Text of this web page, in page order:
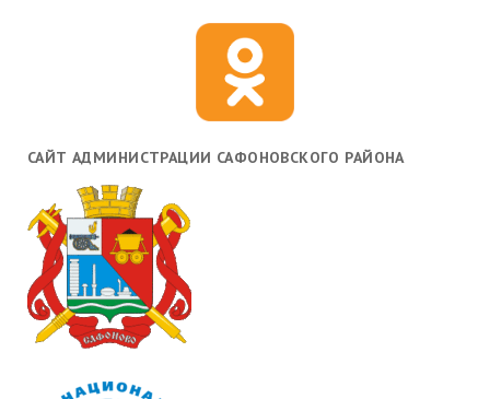
САЙТ АДМИНИСТРАЦИИ САФОНОВСКОГО РАЙОНА